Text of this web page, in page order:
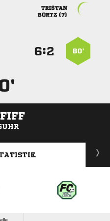

 
80’
: